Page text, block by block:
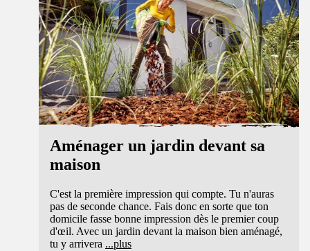
Aménager un jardin devant sa
maison
C'est la première impression qui compte. Tu n'auras
pas de seconde chance. Fais donc en sorte que ton
domicile fasse bonne impression dès le premier coup
d'œil. Avec un jardin devant la maison bien aménagé,
tu y arrivera ...plus